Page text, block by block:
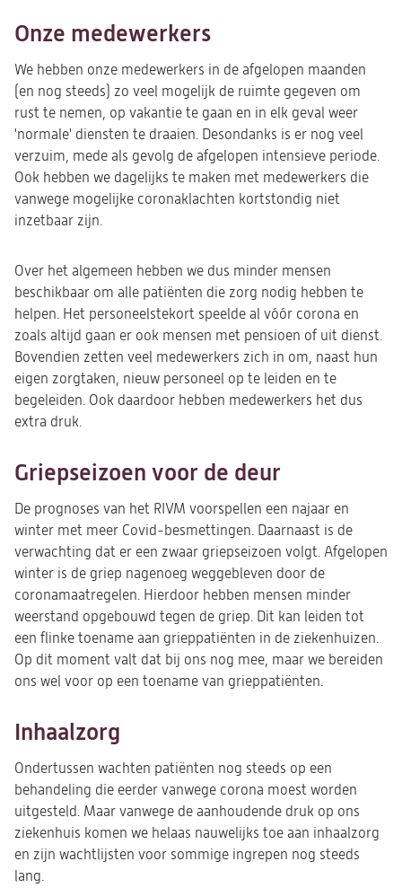
Onze medewerkers
We hebben onze medewerkers in de afgelopen maanden
(en nog steeds) zo veel mogelijk de ruimte gegeven om
rust te nemen, op vakantie te gaan en in elk geval weer
'normale' diensten te draaien. Desondanks is er nog veel
verzuim, mede als gevolg de afgelopen intensieve periode.
Ook hebben we dagelijks te maken met medewerkers die
vanwege mogelijke coronaklachten kortstondig niet
inzetbaar zijn.
Over het algemeen hebben we dus minder mensen
beschikbaar om alle patiënten die zorg nodig hebben te
helpen. Het personeelstekort speelde al vóór corona en
zoals altijd gaan er ook mensen met pensioen of uit dienst.
Bovendien zetten veel medewerkers zich in om, naast hun
eigen zorgtaken, nieuw personeel op te leiden en te
begeleiden. Ook daardoor hebben medewerkers het dus
extra druk.
Griepseizoen voor de deur
De prognoses van het RIVM voorspellen een najaar en
winter met meer Covid-besmettingen. Daarnaast is de
verwachting dat er een zwaar griepseizoen volgt. Afgelopen
winter is de griep nagenoeg weggebleven door de
coronamaatregelen. Hierdoor hebben mensen minder
weerstand opgebouwd tegen de griep. Dit kan leiden tot
een flinke toename aan grieppatiënten in de ziekenhuizen.
Op dit moment valt dat bij ons nog mee, maar we bereiden
ons wel voor op een toename van grieppatiënten.
Inhaalzorg
Ondertussen wachten patiënten nog steeds op een
behandeling die eerder vanwege corona moest worden
uitgesteld. Maar vanwege de aanhoudende druk op ons
ziekenhuis komen we helaas nauwelijks toe aan inhaalzorg
en zijn wachtlijsten voor sommige ingrepen nog steeds
lang.